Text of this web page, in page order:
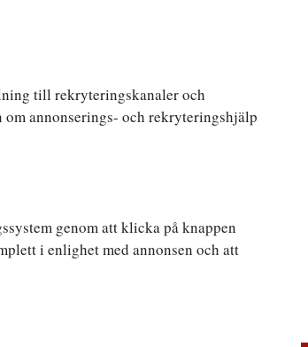
till rekryteringskanaler och
annonserings- och rekryteringshjälp
genom att klicka på knappen
i enlighet med annonsen och att